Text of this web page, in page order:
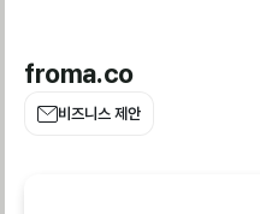
froma.co
비즈니스 제안